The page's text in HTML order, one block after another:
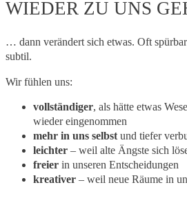
WIEDER ZU UNS
… dann verändert sich etwas. Oft
subtil.
Wir fühlen uns:
vollständiger, als hätte etwas
wieder eingenommen
mehr in uns selbst und tiefer
leichter – weil alte Ängste sich
freier in unseren Entscheidungen
kreativer – weil neue Räume in